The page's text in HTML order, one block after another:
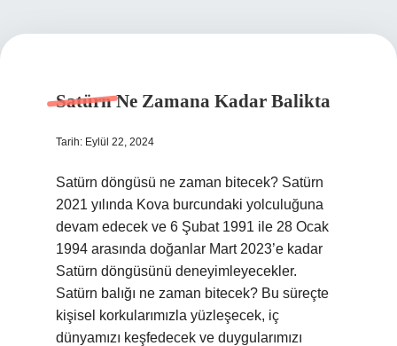
Satürn Ne Zamana Kadar Balikta
Tarih: Eylül 22, 2024
Satürn döngüsü ne zaman bitecek? Satürn
2021 yılında Kova burcundaki yolculuğuna
devam edecek ve 6 Şubat 1991 ile 28 Ocak
1994 arasında doğanlar Mart 2023’e kadar
Satürn döngüsünü deneyimleyecekler.
Satürn balığı ne zaman bitecek? Bu süreçte
kişisel korkularımızla yüzleşecek, iç
dünyamızı keşfedecek ve duygularımızı